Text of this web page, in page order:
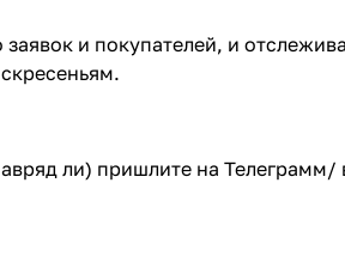
и покупателей, и
ли) пришлите на